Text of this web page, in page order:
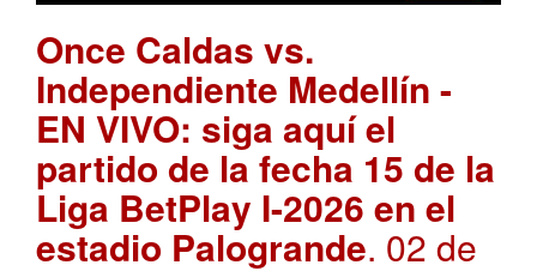
Once Caldas vs.
Independiente Medellín -
EN VIVO: siga aquí el
partido de la fecha 15 de la
Liga BetPlay I-2026 en el
estadio Palogrande. 02 de